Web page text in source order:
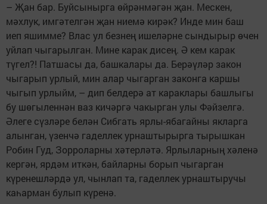
– Җан бар. Буйсынырга өйрәнмәгән җан. Мескен,
мәхлук, имгәтелгән җан ниемә кирәк? Инде мин баш
иеп яшимме? Влас ул безнең ишеләрне сындырыр өчен
уйлап чыгарылган. Мине карак дисең. Ә кем карак
түгел?! Патшасы да, башкалары да. Берәүләр закон
чыгарып урлый, мин алар чыгарган законга каршы
чыгып урлыйм, – дип белдерә ат караклары башлыгы
бу шөгыленнән ваз кичәргә чакырган улы Фәйзелгә.
Әлеге сүзләре белән Сибгать ярлы-ябагайны якларга
алынган, үзенчә гаделлек урнаштырыр­га тырышкан
Робин Гуд, Зорроларны хәтерләтә. Ярлыларның хәленә
кергән, ярдәм иткән, байларны борып чыгарган
күренешләрдә ул, чынлап та, гаделлек урнаштыручы
каһарман булып күренә.